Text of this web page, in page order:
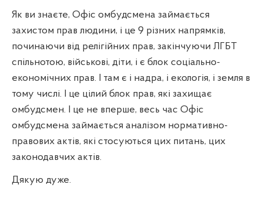
Як ви знаєте, Офіс омбудсмена займається
захистом прав людини, і це 9 різних напрямків,
починаючи від релігійних прав, закінчуючи ЛГБТ
спільнотою, військові, діти, і є блок соціально-
економічних прав. І там є і надра, і екологія, і земля в
тому числі. І це цілий блок прав, які захищає
омбудсмен. І це не вперше, весь час Офіс
омбудсмена займається аналізом нормативно-
правових актів, які стосуються цих питань, цих
законодавчих актів.
Дякую дуже.